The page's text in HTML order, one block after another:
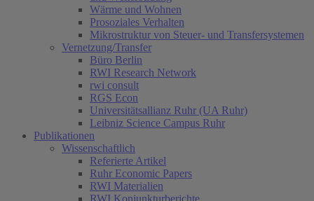
Wärme und Wohnen
Prosoziales Verhalten
Mikrostruktur von Steuer- und Transfersystemen
Vernetzung/Transfer
Büro Berlin
RWI Research Network
rwi consult
RGS Econ
Universitätsallianz Ruhr (UA Ruhr)
Leibniz Science Campus Ruhr
Publikationen
Wissenschaftlich
Referierte Artikel
Ruhr Economic Papers
RWI Materialien
RWI Konjunkturberichte